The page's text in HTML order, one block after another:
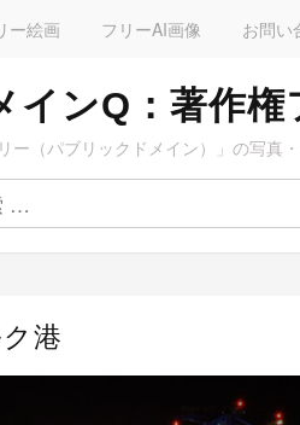
ー絵画 フリーAI画像 お問い
インQ：著作権
（パブリックドメイン）」の写真
港